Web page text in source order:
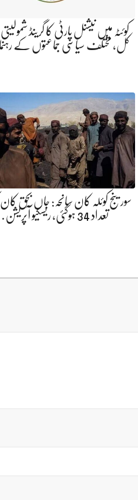
کوئٹہ میں نیشنل پارٹی کا گرینڈ
کل، مختلف سیاسی جماعتوں کے
سورینج کوئلہ کان سانحہ: جاں بحق
تعداد 34 ہوگئی، ریسکیو آپریشن…